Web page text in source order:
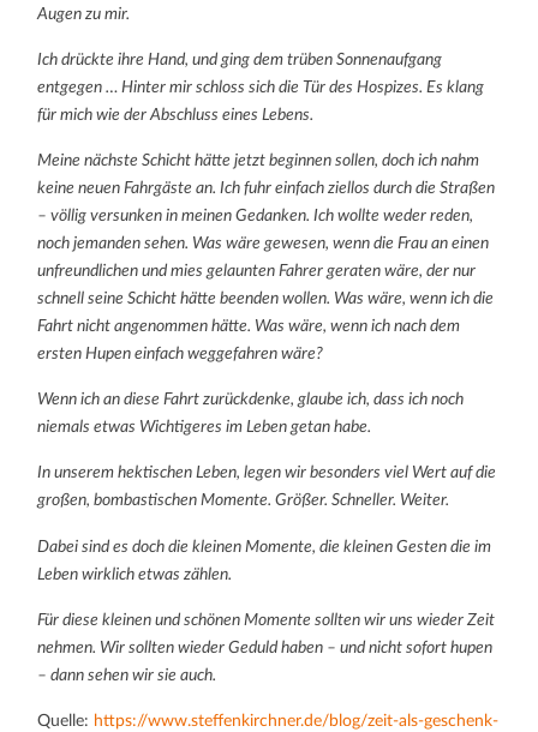
Augen zu mir.
Ich drückte ihre Hand, und ging dem trüben Sonnenaufgang
entgegen … Hinter mir schloss sich die Tür des Hospizes. Es klang
für mich wie der Abschluss eines Lebens.
Meine nächste Schicht hätte jetzt beginnen sollen, doch ich nahm
keine neuen Fahrgäste an. Ich fuhr einfach ziellos durch die Straßen
– völlig versunken in meinen Gedanken. Ich wollte weder reden,
noch jemanden sehen. Was wäre gewesen, wenn die Frau an einen
unfreundlichen und mies gelaunten Fahrer geraten wäre, der nur
schnell seine Schicht hätte beenden wollen. Was wäre, wenn ich die
Fahrt nicht angenommen hätte. Was wäre, wenn ich nach dem
ersten Hupen einfach weggefahren wäre?
Wenn ich an diese Fahrt zurückdenke, glaube ich, dass ich noch
niemals etwas Wichtigeres im Leben getan habe.
In unserem hektischen Leben, legen wir besonders viel Wert auf die
großen, bombastischen Momente. Größer. Schneller. Weiter.
Dabei sind es doch die kleinen Momente, die kleinen Gesten die im
Leben wirklich etwas zählen.
Für diese kleinen und schönen Momente sollten wir uns wieder Zeit
nehmen. Wir sollten wieder Geduld haben – und nicht sofort hupen
– dann sehen wir sie auch.
Quelle: https://www.steffenkirchner.de/blog/zeit-als-geschenk-